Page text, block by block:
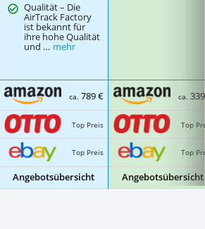
Qualität – Die
AirTrack Factory
ist bekannt für
ihre hohe Qualität
und … mehr
ca.789 €
Top Preis
Top Preis
Angebotsübersicht
ca.
Top
Top
Angebotsübersicht